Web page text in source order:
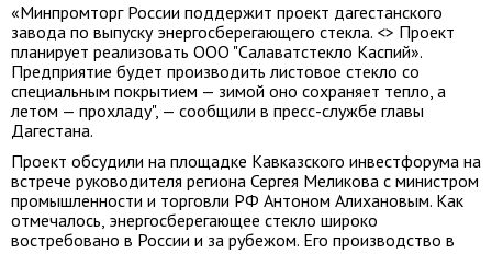
«Минпромторг России поддержит проект дагестанского
завода по выпуску энергосберегающего стекла. <> Проект
планирует реализовать ООО "Салаватстекло Каспий».
Предприятие будет производить листовое стекло со
специальным покрытием — зимой оно сохраняет тепло, а
летом — прохладу", — сообщили в пресс-службе главы
Дагестана.
Проект обсудили на площадке Кавказского инвестфорума на
встрече руководителя региона Сергея Меликова с министром
промышленности и торговли РФ Антоном Алихановым. Как
отмечалось, энергосберегающее стекло широко
востребовано в России и за рубежом. Его производство в